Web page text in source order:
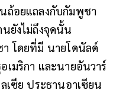
ถ้อยแถลงกับกัมพูชา
ยังไม่ถึงจุดนั้น
โดยที่มี นายโดนัลด์
มริกา และนายอันวาร์
เซีย ประธานอาเซียน